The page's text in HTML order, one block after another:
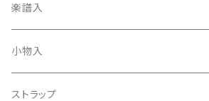
天神袋
天神巾着
指すり
楽譜入
小物入
ストラップ